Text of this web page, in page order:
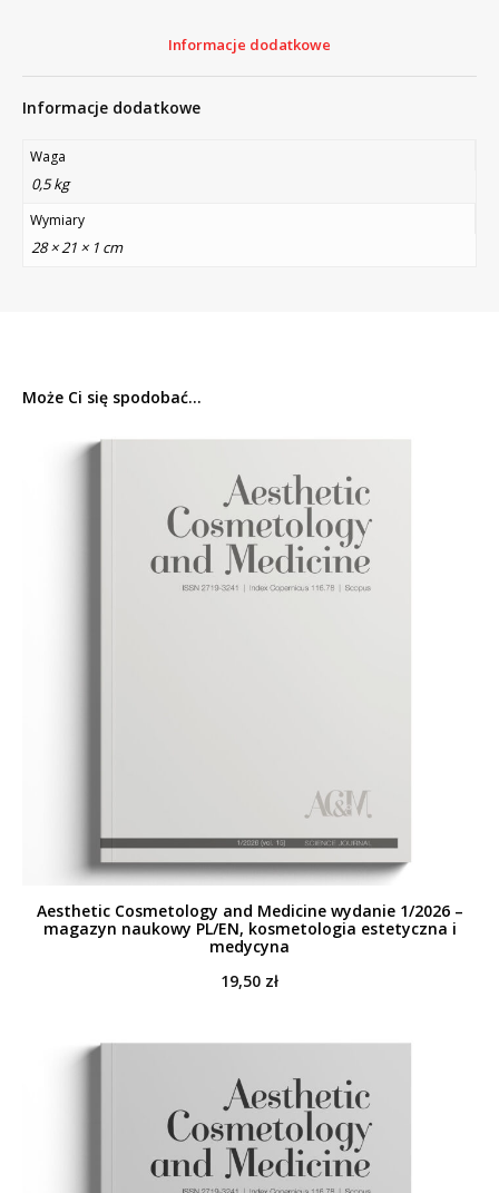
Informacje dodatkowe
Informacje dodatkowe
Waga
0,5 kg
Wymiary
28 × 21 × 1 cm
Może Ci się spodobać...
Aesthetic Cosmetology and Medicine wydanie 1/2026 –
magazyn naukowy PL/EN, kosmetologia estetyczna i
medycyna
19,50 zł